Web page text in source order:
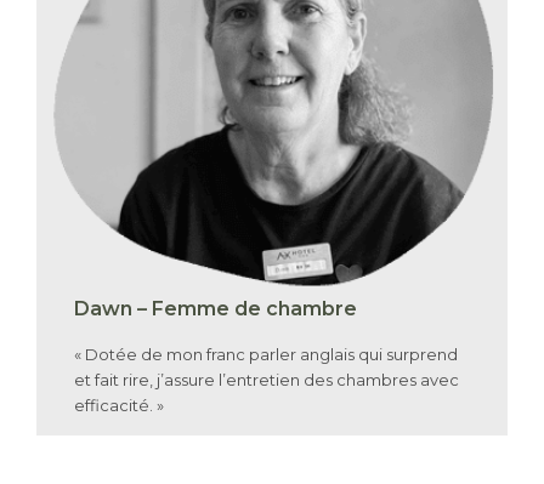
Dawn – Femme de chambre
« Dotée de mon franc parler anglais qui surprend
et fait rire, j’assure l’entretien des chambres avec
efficacité. »